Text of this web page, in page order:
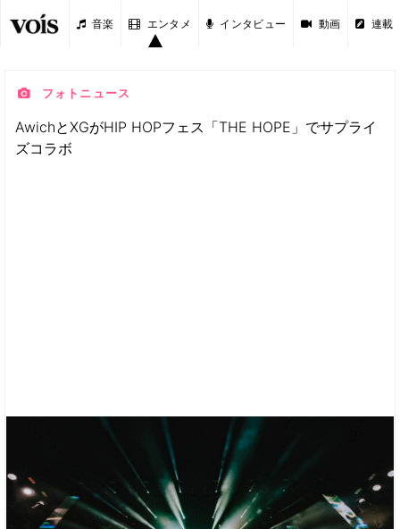
音楽 エンタメ インタビュー 動画 連載
フォトニュース
AwichとXGがHIP HOPフェス「THE HOPE」でサプライ
ズコラボ